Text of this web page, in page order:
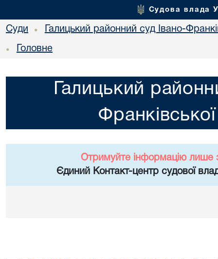
Судова влада
Суди • Галицький районний суд Івано-
• Головне
Галицький
Отримуйте інформацію лише
Єдиний Контакт-центр судової